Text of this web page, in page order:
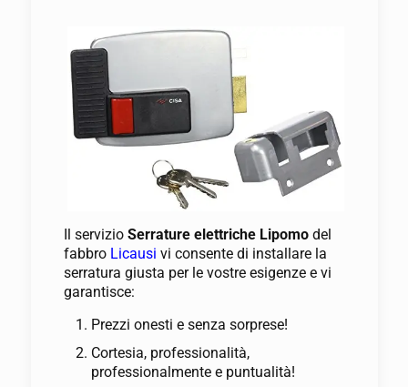
Il servizio Serrature elettriche Lipomo del
fabbro Licausi vi consente di installare la
serratura giusta per le vostre esigenze e vi
garantisce:
Prezzi onesti e senza sorprese!
Cortesia, professionalità,
professionalmente e puntualità!